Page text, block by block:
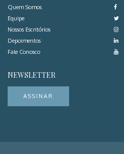
Quem Somos
Equipe
Nossos Escritórios
Depoimentos
Fale Conosco
NEWSLETTER
ASSINAR